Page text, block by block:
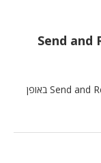
הסבר על Send and Receive Connectors Send Connector באופן